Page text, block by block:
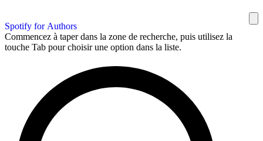
Spotify for Authors
Commencez à taper dans la zone de recherche, puis utilisez la
touche Tab pour choisir une option dans la liste.